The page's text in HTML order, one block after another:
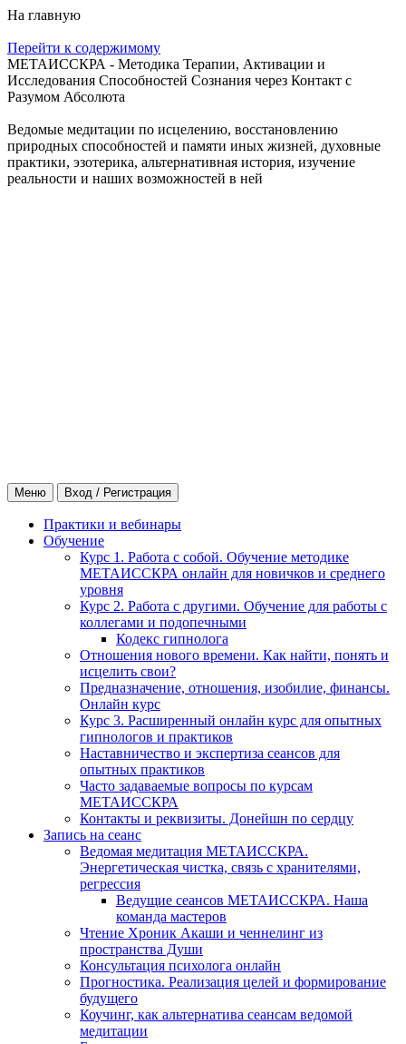
На главную
Перейти к содержимому
МЕТАИССКРА - Методика Терапии, Активации и
Исследования Способностей Сознания через Контакт с
Разумом Абсолюта
Ведомые медитации по исцелению, восстановлению
природных способностей и памяти иных жизней, духовные
практики, эзотерика, альтернативная история, изучение
реальности и наших возможностей в ней
Меню Вход / Регистрация
Практики и вебинары
Обучение
Курс 1. Работа с собой. Обучение методике
МЕТАИССКРА онлайн для новичков и среднего
уровня
Курс 2. Работа с другими. Обучение для работы с
коллегами и подопечными
Кодекс гипнолога
Отношения нового времени. Как найти, понять и
исцелить свои?
Предназначение, отношения, изобилие, финансы.
Онлайн курс
Курс 3. Расширенный онлайн курс для опытных
гипнологов и практиков
Наставничество и экспертиза сеансов для
опытных практиков
Часто задаваемые вопросы по курсам
МЕТАИССКРА
Контакты и реквизиты. Донейшн по сердцу
Запись на сеанс
Ведомая медитация МЕТАИССКРА.
Энергетическая чистка, связь с хранителями,
регрессия
Ведущие сеансов МЕТАИССКРА. Наша
команда мастеров
Чтение Хроник Акаши и ченнелинг из
пространства Души
Консультация психолога онлайн
Прогностика. Реализация целей и формирование
будущего
Коучинг, как альтернатива сеансам ведомой
медитации